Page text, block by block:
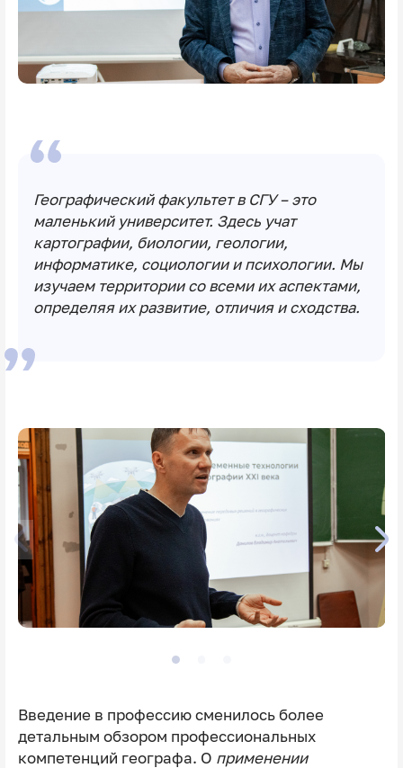
Географический факультет в СГУ – это
маленький университет. Здесь учат
картографии, биологии, геологии,
информатике, социологии и психологии. Мы
изучаем территории со всеми их аспектами,
определяя их развитие, отличия и сходства.
Введение в профессию сменилось более
детальным обзором профессиональных
компетенций географа. О применении